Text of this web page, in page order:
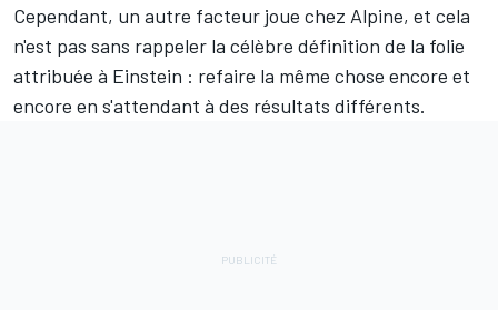
Cependant, un autre facteur joue chez Alpine, et cela
n'est pas sans rappeler la célèbre définition de la folie
attribuée à Einstein : refaire la même chose encore et
encore en s'attendant à des résultats différents.